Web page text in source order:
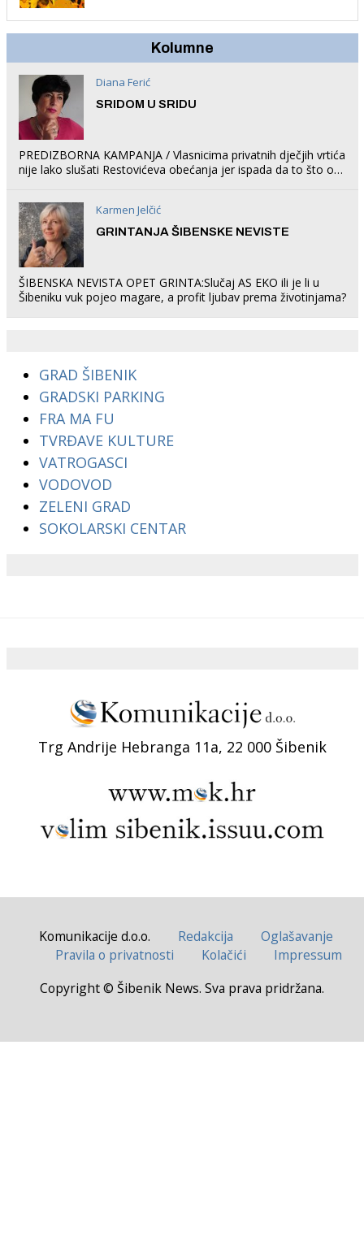
Kolumne
Diana Ferić
SRIDOM U SRIDU
PREDIZBORNA KAMPANJA / Vlasnicima privatnih dječjih vrtića
nije lako slušati Restovićeva obećanja jer ispada da to što oni
Karmen Jelčić
GRINTANJA ŠIBENSKE NEVISTE
ŠIBENSKA NEVISTA OPET GRINTA:Slučaj AS EKO ili je li u
Šibeniku vuk pojeo magare, a profit ljubav prema životinjama?
GRAD ŠIBENIK
GRADSKI PARKING
FRA MA FU
TVRĐAVE KULTURE
VATROGASCI
VODOVOD
ZELENI GRAD
SOKOLARSKI CENTAR
Trg Andrije Hebranga 11a, 22 000 Šibenik
Komunikacije d.o.o. Redakcija
Oglašavanje
Pravila o privatnosti
Kolačići
Impressum
Copyright © Šibenik News. Sva prava pridržana.